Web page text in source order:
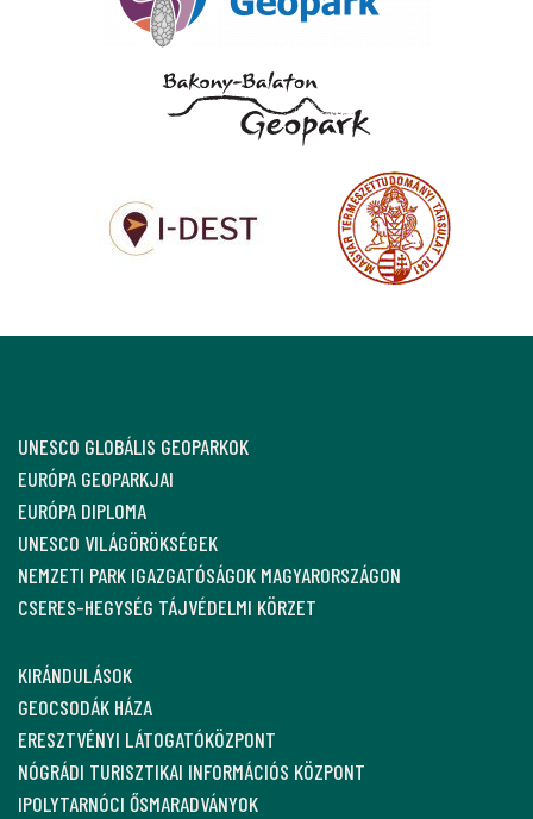
UNESCO GLOBÁLIS GEOPARKOK
EURÓPA GEOPARKJAI
EURÓPA DIPLOMA
UNESCO VILÁGÖRÖKSÉGEK
NEMZETI PARK IGAZGATÓSÁGOK MAGYARORSZÁGON
CSERES-HEGYSÉG TÁJVÉDELMI KÖRZET
KIRÁNDULÁSOK
GEOCSODÁK HÁZA
ERESZTVÉNYI LÁTOGATÓKÖZPONT
NÓGRÁDI TURISZTIKAI INFORMÁCIÓS KÖZPONT
IPOLYTARNÓCI ŐSMARADVÁNYOK